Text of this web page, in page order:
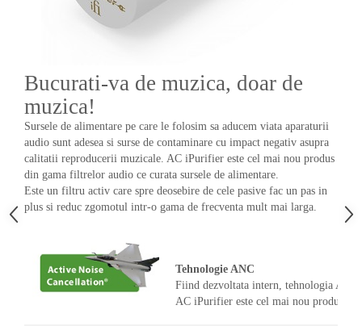
Bucurati-va de muzica, doar de
muzica!
Sursele de alimentare pe care le folosim sa aducem viata aparaturii
audio sunt adesea si surse de contaminare cu impact negativ asupra
calitatii reproducerii muzicale. AC iPurifier este cel mai nou produs
din gama filtrelor audio ce curata sursele de alimentare.
Este un filtru activ care spre deosebire de cele pasive fac un pas in
plus si reduc zgomotul intr-o gama de frecventa mult mai larga.
Tehnologie ANC
Fiind dezvoltata intern, tehnologia ANC
AC iPurifier este cel mai nou produs ce